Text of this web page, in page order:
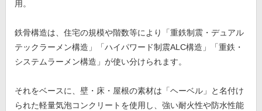
用。
鉄骨構造は、住宅の規模や階数等により「重鉄制震・デュアル
テックラーメン構造」「ハイパワード制震ALC構造」「重鉄・
システムラーメン構造」が使い分けられます。
それをベースに、壁・床・屋根の素材は「ヘーベル」と名付け
られた軽量気泡コンクリートを使用し、強い耐火性や防水性能